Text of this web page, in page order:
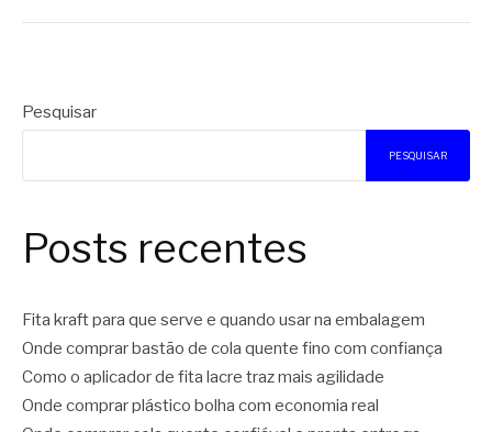
Pesquisar
PESQUISAR
Posts recentes
Fita kraft para que serve e quando usar na embalagem
Onde comprar bastão de cola quente fino com confiança
Como o aplicador de fita lacre traz mais agilidade
Onde comprar plástico bolha com economia real